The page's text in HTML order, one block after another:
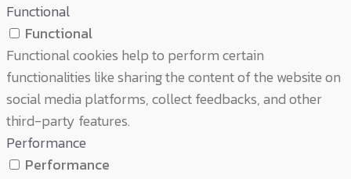
Functional
Functional
Functional cookies help to perform certain
functionalities like sharing the content of the website on
social media platforms, collect feedbacks, and other
third-party features.
Performance
Performance